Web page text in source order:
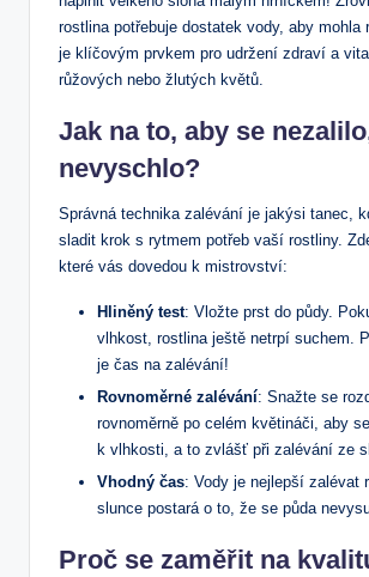
rostlina potřebuje dostatek vody, aby mohla
je klíčovým prvkem pro udržení zdraví a
růžových nebo žlutých květů.
Jak na to, aby se
nevyschlo?
Správná technika zalévání je jakýsi tanec,
sladit krok s rytmem potřeb vaší rostliny.
které vás dovedou k mistrovství:
Hliněný test: Vložte prst do půdy.
vlhkost, rostlina ještě netrpí suchem.
je čas na zalévání!
Rovnoměrné zalévání: Snažte se
rovnoměrně po celém květináči, aby
k vlhkosti, a to zvlášť při zalévání ze
Vhodný čas: Vody je nejlepší zalévat
slunce postará o to, že se půda
Proč se zaměřit na